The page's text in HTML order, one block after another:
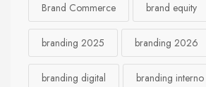
Brand Commerce brand equity
branding 2025 branding 2026
branding digital branding interno